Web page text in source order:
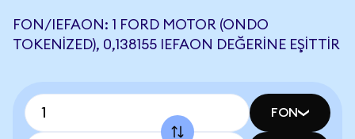
FON/IEFAON: 1 FORD MOTOR (ONDO
TOKENIZED), 0,138155 IEFAON DEĞERINE EŞITTIR
FON